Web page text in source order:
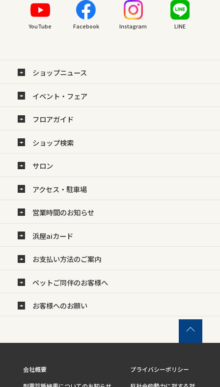
YouTube Facebook Instagram LINE
ショップニュース
イベント・フェア
フロアガイド
ショップ検索
サロン
アクセス・駐車場
営業時間のお知らせ
浜屋aiカード
お支払い方法のご案内
ペットご同伴のお客様へ
お客様へのお願い
会社概要
プライバシーポリシー